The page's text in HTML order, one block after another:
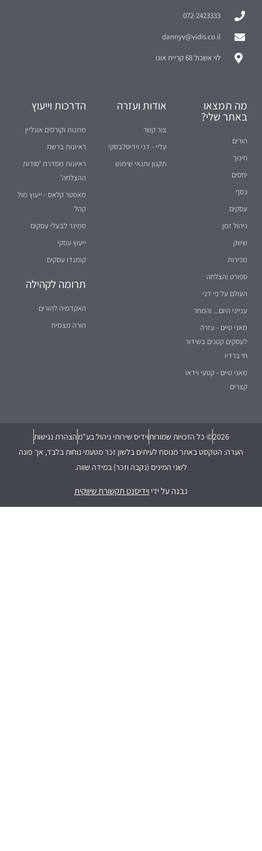
072-2423333
dannyv@vidis.co.il
לוי אשכול 68 קריית אונו
מה תמצאו
באתר שלי?
הורים
חינוך
יחסים
כסף
עסקים
ניהול זמן
שיווק
מכירות
ספורט והצלחה
העולם על פי דני
ענייני היום... והמחר
מאני טיים - עזרה
לעסקים קטנים בשידור
חי ברדיו
מאני טיים - קטעי וידאו
קצרים
אודות ועזרה
צור קשר
עליי - דני וידיסלבסקי
תקנון ותנאי שימוש
הדרכות וייעוץ
מתנות וקורסים אונליין
ראיונות ברשת
ראיונות מסדרת 'סודות
ההצלחה'
מאסטר קלאס - ייעוץ מול
קהל
סמינר לבעלי עסקים
ייעוץ עסקי
קומנדו עסקים
תרומה לקהילה
האקדמיה להורים
הורה מצמיח
2026© כל הזכויות שמורותוידיס שירותי ניהול בע"מהצהרת נגישות
הערה: הטקסט באתר מנוסח לעיתים בלשון זכר מטעמי נוחות בלבד, אך פונה
לשני המינים (נקבה וזכר) במידה שווה.
נבנה על ידי וידיסנט תקשורת שיווקית